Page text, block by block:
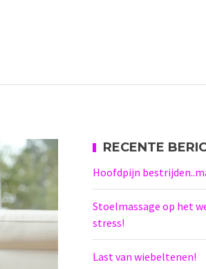
RECENTE
Hoofdpijn
Stoelmassage op het
stress!
Last van wiebeltenen!